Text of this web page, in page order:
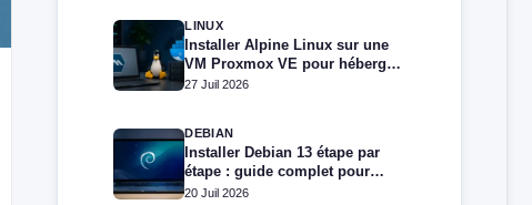
LINUX
Installer Alpine Linux sur une
VM Proxmox VE pour héberger
Docker et Docker Compose
27 Juil 2026
DEBIAN
Installer Debian 13 étape par
étape : guide complet pour
débutants et administrateurs
20 Juil 2026